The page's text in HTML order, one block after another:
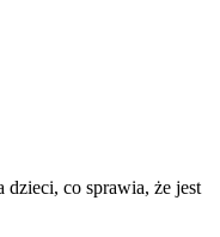
co sprawia, że jest